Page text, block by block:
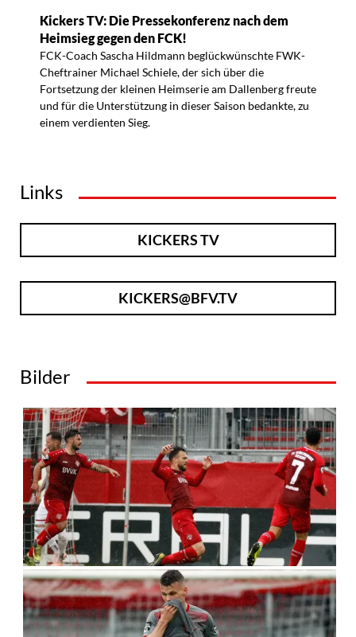
Kickers TV: Die Pressekonferenz nach dem
Heimsieg gegen den FCK!
FCK-Coach Sascha Hildmann beglückwünschte FWK-
Cheftrainer Michael Schiele, der sich über die
Fortsetzung der kleinen Heimserie am Dallenberg freute
und für die Unterstützung in dieser Saison bedankte, zu
einem verdienten Sieg.
Links
KICKERS TV
KICKERS@BFV.TV
Bilder